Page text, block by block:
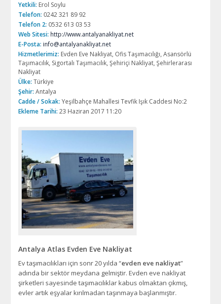
Yetkili: Erol Soylu
Telefon: 0242 321 89 92
Telefon 2: 0532 613 03 53
Web Sitesi: http://www.antalyanakliyat.net
E-Posta: info@antalyanakliyat.net
Hizmetlerimiz: Evden Eve Nakliyat, Ofis Taşımacılığı, Asansörlü
Taşımacılık, Sigortalı Taşımacılık, Şehiriçi Nakliyat, Şehirlerarası
Nakliyat
Ülke: Türkiye
Şehir: Antalya
Cadde / Sokak: Yeşilbahçe Mahallesi Tevfik Işık Caddesi No:2
Ekleme Tarihi: 23 Haziran 2017 11:20
Antalya Atlas Evden Eve Nakliyat
Ev taşımacılıkları için sonr 20 yılda “evden eve nakliyat”
adında bir sektör meydana gelmiştir. Evden eve nakliyat
şirketleri sayesinde taşımacılıklar kabus olmaktan çıkmış,
evler artık eşyalar kırılmadan taşınmaya başlanmıştır.